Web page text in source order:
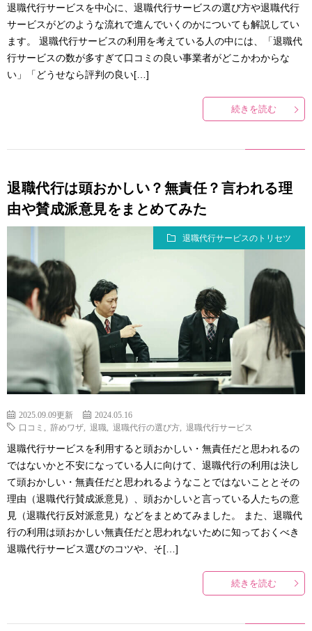
退職代行サービスを中心に、退職代行サービスの選び方や退職代行
サービスがどのような流れで進んでいくのかについても解説してい
ます。 退職代行サービスの利用を考えている人の中には、「退職代
行サービスの数が多すぎて口コミの良い事業者がどこかわからな
い」「どうせなら評判の良い[…]
続きを読む
退職代行は頭おかしい？無責任？言われる理
由や賛成派意見をまとめてみた
退職代行サービスのトリセツ
2025.09.09更新
2024.05.16
口コミ
辞めワザ 退職 退職代行の選び方 退職代行サービス
退職代行サービスを利用すると頭おかしい・無責任だと思われるの
ではないかと不安になっている人に向けて、退職代行の利用は決し
て頭おかしい・無責任だと思われるようなことではないこととその
理由（退職代行賛成派意見）、頭おかしいと言っている人たちの意
見（退職代行反対派意見）などをまとめてみました。 また、退職代
行の利用は頭おかしい無責任だと思われないために知っておくべき
退職代行サービス選びのコツや、そ[…]
続きを読む